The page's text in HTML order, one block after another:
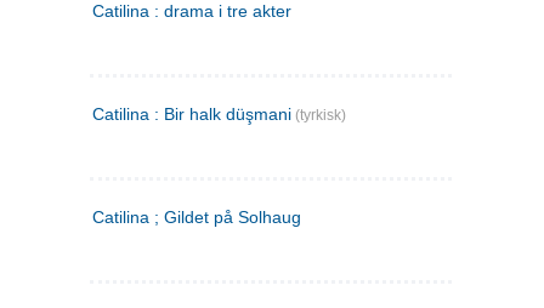
Catilina : drama i tre akter
Catilina : Bir halk düşmani (tyrkisk)
Catilina ; Gildet på Solhaug